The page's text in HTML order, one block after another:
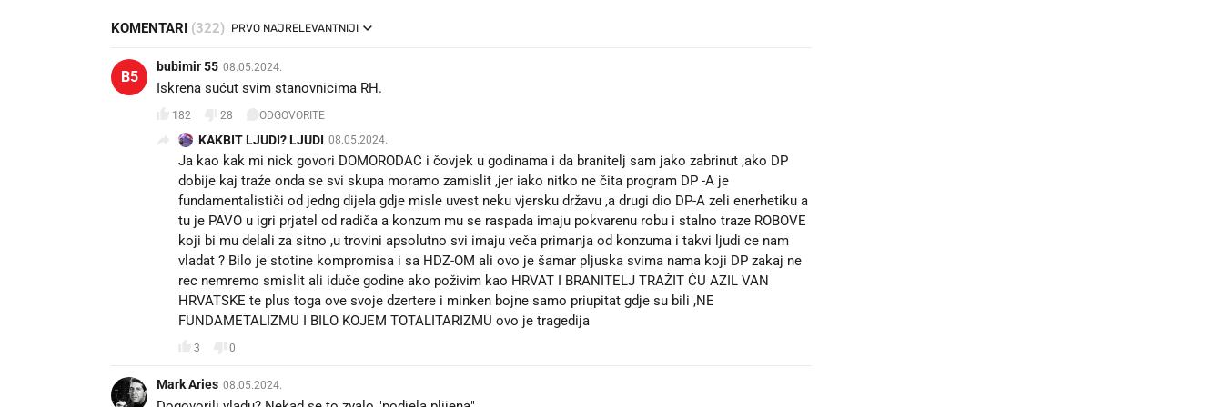
KOMENTARI (322) PRVO NAJRELEVANTNIJI
B5
bubimir 55 08.05.2024.
Iskrena sućut svim stanovnicima RH.
182 28 ODGOVORITE
KAKBIT LJUDI? LJUDI 08.05.2024.
Ja kao kak mi nick govori DOMORODAC i čovjek u godinama i da branitelj sam jako zabrinut ,ako DP
dobije kaj traźe onda se svi skupa moramo zamislit ,jer iako nitko ne čita program DP -A je
fundamentalističi od jedng dijela gdje misle uvest neku vjersku državu ,a drugi dio DP-A zeli enerhetiku a
tu je PAVO u igri prjatel od radiča a konzum mu se raspada imaju pokvarenu robu i stalno traze ROBOVE
koji bi mu delali za sitno ,u trovini apsolutno svi imaju veča primanja od konzuma i takvi ljudi ce nam
vladat ? Bilo je stotine kompromisa i sa HDZ-OM ali ovo je šamar pljuska svima nama koji DP zakaj ne
rec nemremo smislit ali iduče godine ako poživim kao HRVAT I BRANITELJ TRAŽIT ČU AZIL VAN
HRVATSKE te plus toga ove svoje dzertere i minken bojne samo priupitat gdje su bili ,NE
FUNDAMETALIZMU I BILO KOJEM TOTALITARIZMU ovo je tragedija
3 0
Mark Aries 08.05.2024.